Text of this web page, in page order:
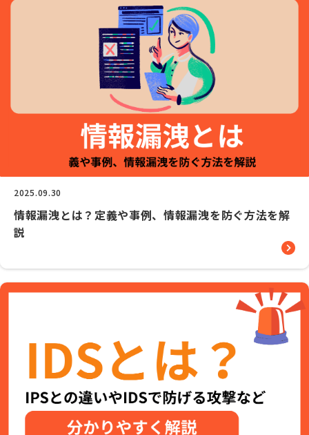
製品紹介
イベント
コラム
2025.09.30
情報漏洩とは？定義や事例、情報漏洩を防ぐ方法を解
説